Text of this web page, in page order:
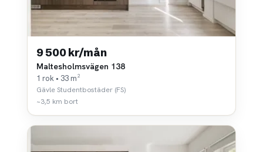
9 500 kr/mån
Maltesholmsvägen 138
1 rok • 33 m²
Gävle Studentbostäder (FS)
~3,5 km bort